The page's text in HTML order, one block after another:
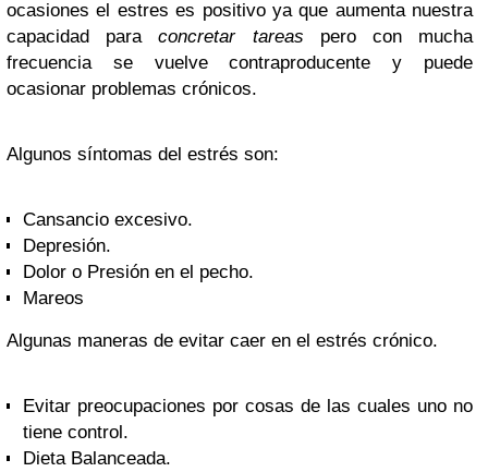
ocasiones el estres es positivo ya que aumenta nuestra
capacidad paraconcretar tareas pero con mucha
frecuencia se vuelve contraproducente y puede
ocasionar problemas crónicos.
Algunos síntomas del estrés son:
Cansancio excesivo.
Depresión.
Dolor o Presión en el pecho.
Mareos
Algunas maneras de evitar caer en el estrés crónico.
Evitar preocupaciones por cosas de las cuales uno no
tiene control.
Dieta Balanceada.